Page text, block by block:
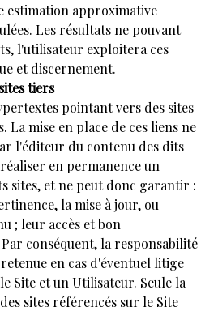
estimation approximative
Les résultats ne pouvant
l'utilisateur exploitera ces
et discernement.
tiers
pointant vers des sites
mise en place de ces liens ne
l'éditeur du contenu des dits
en permanence un
sites, et ne peut donc garantir :
la mise à jour, ou
; leur accès et bon
conséquent, la responsabilité
en cas d'éventuel litige
Site et un Utilisateur. Seule la
sites référencés sur le Site